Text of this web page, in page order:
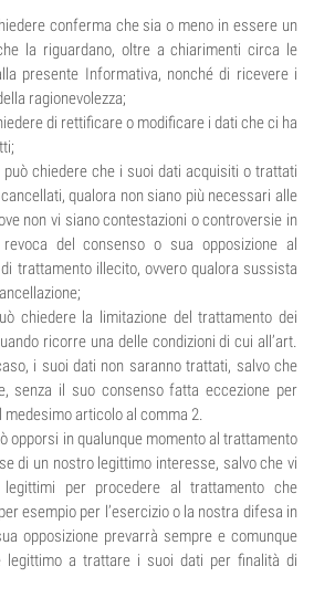
conferma che sia o meno in essere un
la riguardano, oltre a chiarimenti circa le
presente Informativa, nonché di ricevere i
ragionevolezza;
di rettificare o modificare i dati che ci ha
può chiedere che i suoi dati acquisiti o trattati
qualora non siano più necessari alle
non vi siano contestazioni o controversie in
del consenso o sua opposizione al
trattamento illecito, ovvero qualora sussista
chiedere la limitazione del trattamento dei
ricorre una delle condizioni di cui all’art.
i suoi dati non saranno trattati, salvo che
senza il suo consenso fatta eccezione per
articolo al comma 2.
opporsi in qualunque momento al trattamento
di un nostro legittimo interesse, salvo che vi
per procedere al trattamento che
esempio per l’esercizio o la nostra difesa in
opposizione prevarrà sempre e comunque
legittimo a trattare i suoi dati per finalità di